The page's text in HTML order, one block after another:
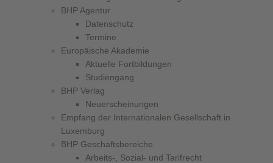
BHP Agentur
Datenschutz
Termine
Europäische Akademie
Aktuelle Fortbildungen
Studiengang
BHP Verlag
Neuerscheinungen
Empfang der Internationalen Gesellschaft in
Luxemburg
BHP Geschäftsbereiche
Arbeits-, Sozial- und Tarifrecht